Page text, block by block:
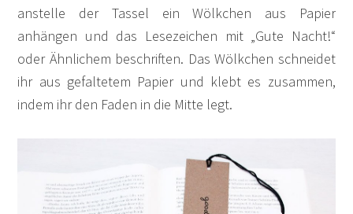
anstelle der Tassel ein Wölkchen aus Papier
anhängen und das Lesezeichen mit „Gute Nacht!“
oder Ähnlichem beschriften. Das Wölkchen schneidet
ihr aus gefaltetem Papier und klebt es zusammen,
indem ihr den Faden in die Mitte legt.